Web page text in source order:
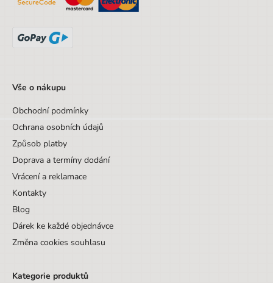
Vše o nákupu
Obchodní podmínky
Ochrana osobních údajů
Způsob platby
Doprava a termíny dodání
Vrácení a reklamace
Kontakty
Blog
Dárek ke každé objednávce
Změna cookies souhlasu
Kategorie produktů